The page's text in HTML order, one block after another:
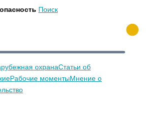
Поиск
охранаСтатьи об
Рабочие моментыМнение о